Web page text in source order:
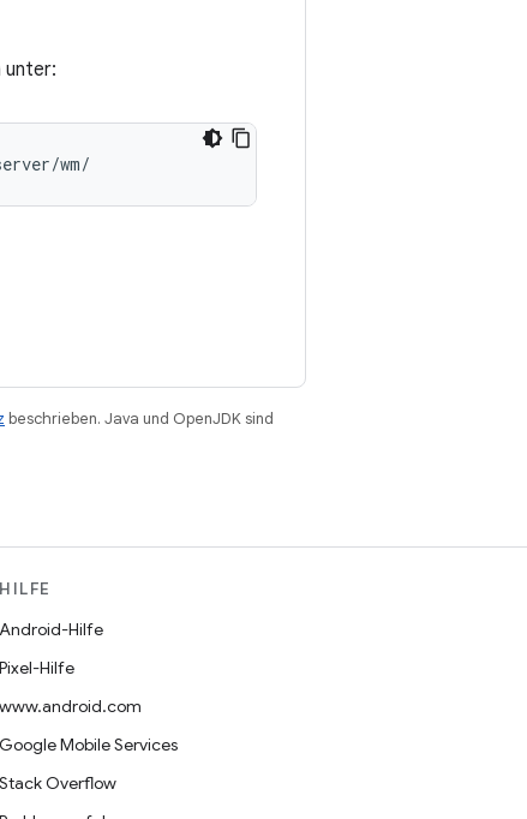
unter:
wm/
beschrieben. Java und OpenJDK sind
HILFE
Android-Hilfe
Pixel-Hilfe
www.android.com
Google Mobile Services
Stack Overflow